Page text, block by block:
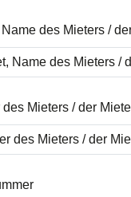
des Mieters /
Mieters / der